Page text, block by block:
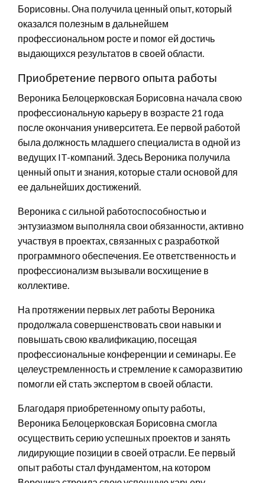
Борисовны. Она получила ценный опыт, который
оказался полезным в дальнейшем
профессиональном росте и помог ей достичь
выдающихся результатов в своей области.
Приобретение первого опыта работы
Вероника Белоцерковская Борисовна начала свою
профессиональную карьеру в возрасте 21 года
после окончания университета. Ее первой работой
была должность младшего специалиста в одной из
ведущих IT-компаний. Здесь Вероника получила
ценный опыт и знания, которые стали основой для
ее дальнейших достижений.
Вероника с сильной работоспособностью и
энтузиазмом выполняла свои обязанности, активно
участвуя в проектах, связанных с разработкой
программного обеспечения. Ее ответственность и
профессионализм вызывали восхищение в
коллективе.
На протяжении первых лет работы Вероника
продолжала совершенствовать свои навыки и
повышать свою квалификацию, посещая
профессиональные конференции и семинары. Ее
целеустремленность и стремление к саморазвитию
помогли ей стать экспертом в своей области.
Благодаря приобретенному опыту работы,
Вероника Белоцерковская Борисовна смогла
осуществить серию успешных проектов и занять
лидирующие позиции в своей отрасли. Ее первый
опыт работы стал фундаментом, на котором